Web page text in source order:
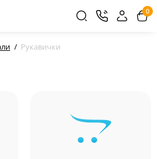
0
Рукавички